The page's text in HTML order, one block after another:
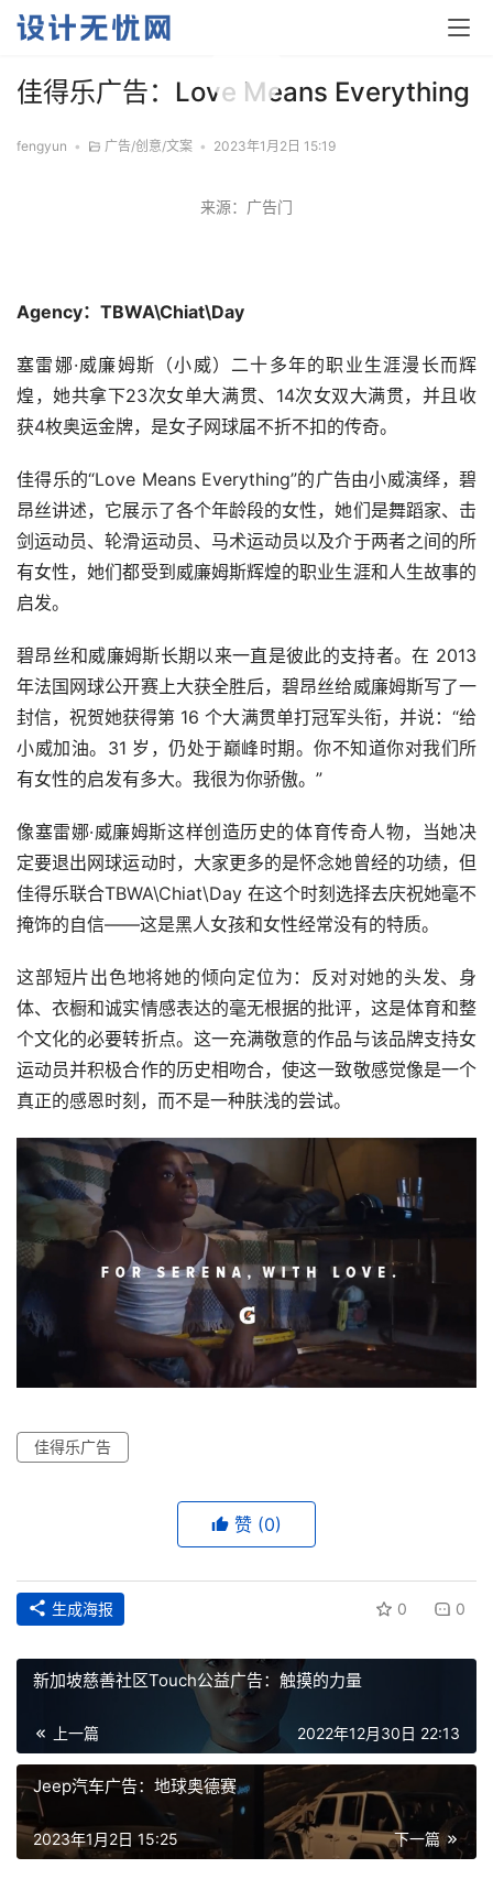
讯
空
间
佳得乐广告：Love Means Everything
fengyun • 广告/创意/文案 • 2023年1月2日 15:19
来源：广告门
Agency：TBWA\Chiat\Day
塞雷娜·威廉姆斯（小威）二十多年的职业生涯漫长而辉
煌，她共拿下23次女单大满贯、14次女双大满贯，并且收
获4枚奥运金牌，是女子网球届不折不扣的传奇。
佳得乐的“Love Means Everything”的广告由小威演绎，碧
昂丝讲述，它展示了各个年龄段的女性，她们是舞蹈家、击
剑运动员、轮滑运动员、马术运动员以及介于两者之间的所
有女性，她们都受到威廉姆斯辉煌的职业生涯和人生故事的
启发。
碧昂丝和威廉姆斯长期以来一直是彼此的支持者。在 2013
年法国网球公开赛上大获全胜后，碧昂丝给威廉姆斯写了一
封信，祝贺她获得第 16 个大满贯单打冠军头衔，并说：“给
小威加油。31 岁，仍处于巅峰时期。你不知道你对我们所
有女性的启发有多大。我很为你骄傲。”
像塞雷娜·威廉姆斯这样创造历史的体育传奇人物，当她决
定要退出网球运动时，大家更多的是怀念她曾经的功绩，但
佳得乐联合TBWA\Chiat\Day 在这个时刻选择去庆祝她毫不
掩饰的自信——这是黑人女孩和女性经常没有的特质。
这部短片出色地将她的倾向定位为：反对对她的头发、身
体、衣橱和诚实情感表达的毫无根据的批评，这是体育和整
个文化的必要转折点。这一充满敬意的作品与该品牌支持女
运动员并积极合作的历史相吻合，使这一致敬感觉像是一个
真正的感恩时刻，而不是一种肤浅的尝试。
佳得乐广告
赞 (0)
生成海报 0 0
新加坡慈善社区Touch公益广告：触摸的力量
上一篇 2022年12月30日 22:13
Jeep汽车广告：地球奥德赛
下一篇
2023年1月2日 15:25